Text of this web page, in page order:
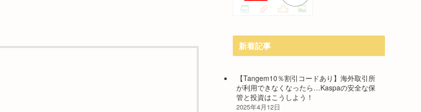
新着記事
【Tangem10％割引コードあり】海外取引所
が利用できなくなったら…Kaspaの安全な保
管と投資はこうしよう！
2025年4月12日